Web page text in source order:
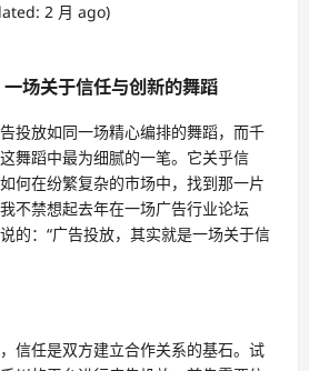
2 月 ago)
场关于信任与创新的舞蹈
投放如同一场精心编排的舞蹈，而千
舞蹈中最为细腻的一笔。它关乎信
何在纷繁复杂的市场中，找到那一片
不禁想起去年在一场广告行业论坛
的：“广告投放，其实就是一场关于信
信任是双方建立合作关系的基石。试